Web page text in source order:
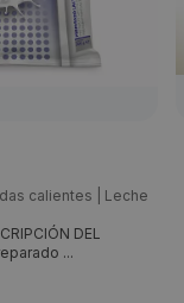
calientes Leche
DEL
...